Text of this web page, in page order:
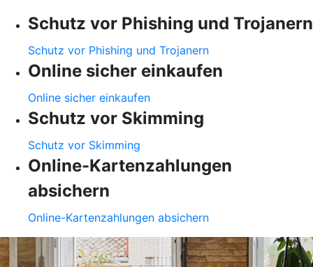
Schutz vor Phishing und Trojanern
Schutz vor Phishing und Trojanern
Online sicher einkaufen
Online sicher einkaufen
Schutz vor Skimming
Schutz vor Skimming
Online-Kartenzahlungen
absichern
Online-Kartenzahlungen absichern